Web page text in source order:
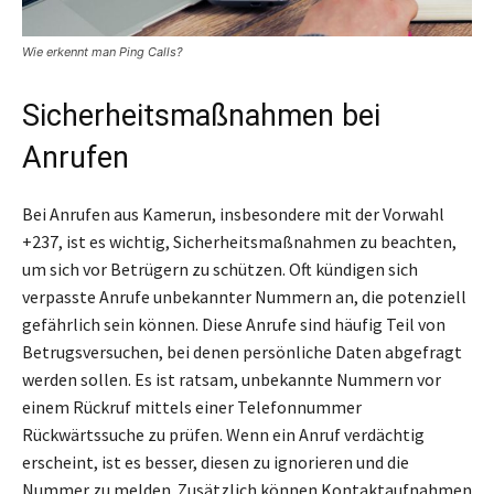
Wie erkennt man Ping Calls?
Sicherheitsmaßnahmen bei
Anrufen
Bei Anrufen aus Kamerun, insbesondere mit der Vorwahl
+237, ist es wichtig, Sicherheitsmaßnahmen zu beachten,
um sich vor Betrügern zu schützen. Oft kündigen sich
verpasste Anrufe unbekannter Nummern an, die potenziell
gefährlich sein können. Diese Anrufe sind häufig Teil von
Betrugsversuchen, bei denen persönliche Daten abgefragt
werden sollen. Es ist ratsam, unbekannte Nummern vor
einem Rückruf mittels einer Telefonnummer
Rückwärtssuche zu prüfen. Wenn ein Anruf verdächtig
erscheint, ist es besser, diesen zu ignorieren und die